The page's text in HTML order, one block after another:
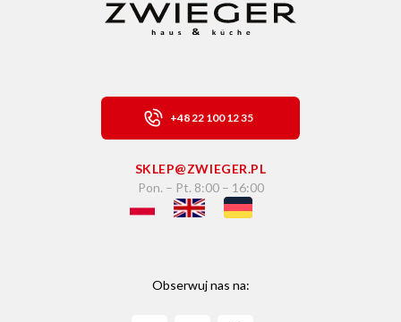
+48 22 100 12 35
SKLEP@ZWIEGER.PL
Pon. – Pt. 8:00 – 16:00
Obserwuj nas na: